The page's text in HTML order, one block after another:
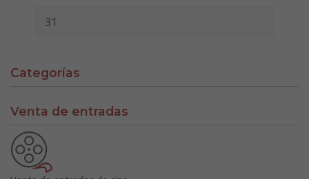
31
Categorías
Venta de entradas